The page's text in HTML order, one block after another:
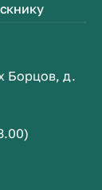
Борцов, д.